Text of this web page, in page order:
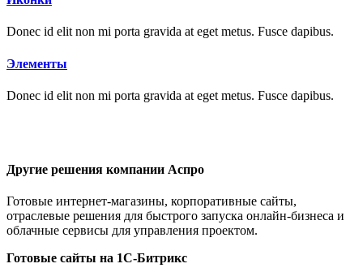
Donec id elit non mi porta gravida at eget metus. Fusce dapibus.
Элементы
Donec id elit non mi porta gravida at eget metus. Fusce dapibus.
Другие решения компании Аспро
Готовые интернет-магазины, корпоративные сайты,
отраслевые решения для быстрого запуска онлайн-бизнеса и
облачные сервисы для управления проектом.
Готовые сайты на 1С-Битрикс